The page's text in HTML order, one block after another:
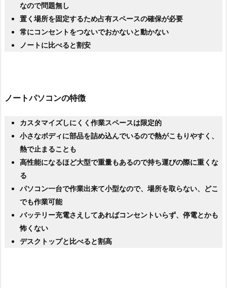
なので問題無し
置く場所を固定するため占有スペースの確保が必要
常にコンセントをつないでおかないと動かない
ノートに比べると割安
ノートパソコンの特徴
カスタマイズしにくく作業スペースは限定的
小さなボディに部品を詰め込んでいるので熱がこもりやすく、
熱で止まることも
高性能になるほど大型で重量もあるので持ち運びの際に重くな
る
パソコン一台で作業出来て小型なので、場所を取らない、どこ
でも作業可能
バッテリー充電さえしてあればコンセントいらず、停電とかも
怖くない
デスクトップと比べると割高